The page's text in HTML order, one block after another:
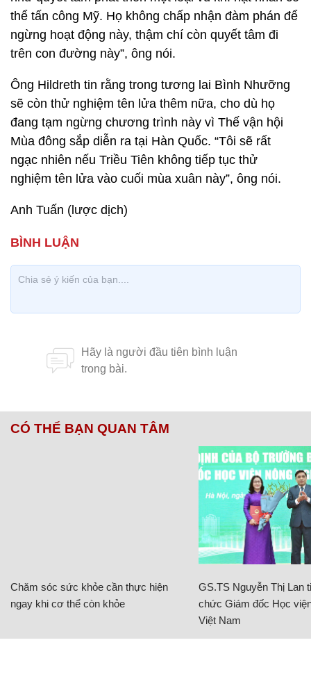
thể tấn công Mỹ. Họ không chấp nhận đàm phán để
ngừng hoạt động này, thậm chí còn quyết tâm đi
trên con đường này”, ông nói.
Ông Hildreth tin rằng trong tương lai Bình Nhưỡng
sẽ còn thử nghiệm tên lửa thêm nữa, cho dù họ
đang tạm ngừng chương trình này vì Thế vận hội
Mùa đông sắp diễn ra tại Hàn Quốc. “Tôi sẽ rất
ngạc nhiên nếu Triều Tiên không tiếp tục thử
nghiệm tên lửa vào cuối mùa xuân này”, ông nói.
Anh Tuấn (lược dịch)
CÓ THỂ BẠN QUAN TÂM
Chăm sóc sức khỏe cần thực hiện
ngay khi cơ thể còn khỏe
GS.TS Nguyễn Thị Lan
chức Giám đốc Học
Việt Nam